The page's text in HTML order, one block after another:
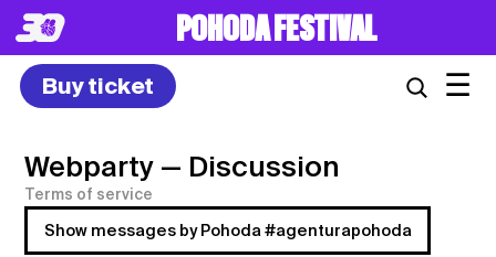
POHODA FESTIVAL
Buy ticket ☰
Webparty — Discussion
Terms of service
Show messages by Pohoda #agenturapohoda